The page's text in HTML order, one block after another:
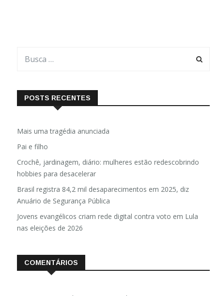
POSTS RECENTES
Mais uma tragédia anunciada
Pai e filho
Crochê, jardinagem, diário: mulheres estão redescobrindo
hobbies para desacelerar
Brasil registra 84,2 mil desaparecimentos em 2025, diz
Anuário de Segurança Pública
Jovens evangélicos criam rede digital contra voto em Lula
nas eleições de 2026
COMENTÁRIOS